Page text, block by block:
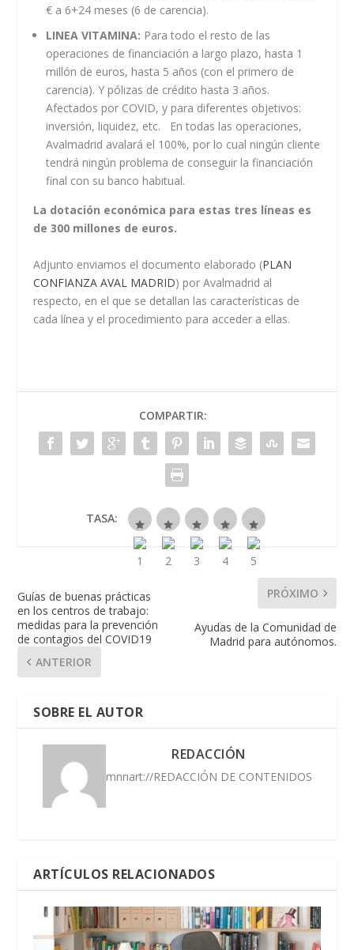
€ a 6+24 meses (6 de carencia).
LINEA VITAMINA: Para todo el resto de las
operaciones de financiación a largo plazo, hasta 1
millón de euros, hasta 5 años (con el primero de
carencia). Y pólizas de crédito hasta 3 años.
Afectados por COVID, y para diferentes objetivos:
inversión, liquidez, etc. En todas las operaciones,
Avalmadrid avalará el 100%, por lo cual ningún cliente
tendrá ningún problema de conseguir la financiación
final con su banco habitual.
La dotación económica para estas tres líneas es
de 300 millones de euros.
Adjunto enviamos el documento elaborado (PLAN
CONFIANZA AVAL MADRID) por Avalmadrid al
respecto, en el que se detallan las características de
cada línea y el procedimiento para acceder a ellas.
COMPARTIR:
TASA:
Guías de buenas prácticas
en los centros de trabajo:
medidas para la prevención
de contagios del COVID19
ANTERIOR
PRÓXIMO
Ayudas de la Comunidad de
Madrid para autónomos.
SOBRE EL AUTOR
REDACCIÓN
mnnart://REDACCIÓN DE CONTENIDOS
ARTÍCULOS RELACIONADOS